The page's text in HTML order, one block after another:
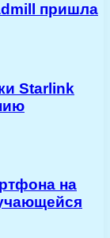
пришла
Starlink
на